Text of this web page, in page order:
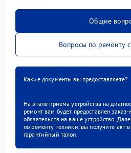
Общие
Вопросы по ремонту
Какие документы вы предоставляете?
На этапе приема устройства на
ремонт вам будет предоставлен
обязательств на ваше устройство.
по ремонту техники, вы получите акт
гарантийный талон.